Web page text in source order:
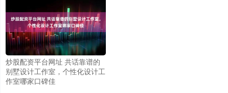
炒股配资平台网址 共话靠谱的
别墅设计工作室，个性化设计工
作室哪家口碑佳